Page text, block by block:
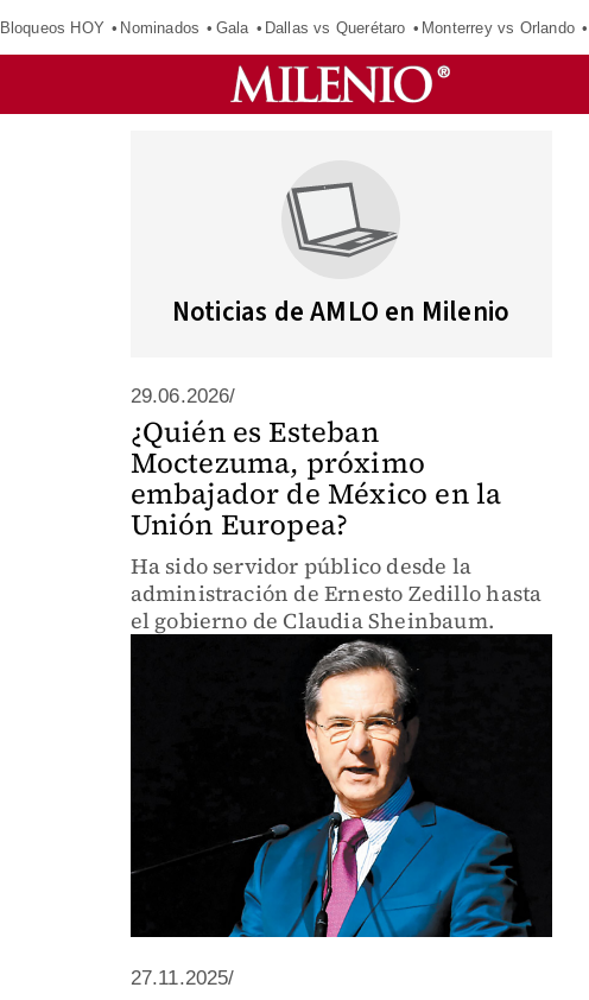
Bloqueos HOY Nominados Gala Dallas vs Querétaro Monterrey vs Orlando
Noticias de AMLO en Milenio
29.06.2026/
¿Quién es Esteban
Moctezuma, próximo
embajador de México en la
Unión Europea?
Ha sido servidor público desde la
administración de Ernesto Zedillo hasta
el gobierno de Claudia Sheinbaum.
27.11.2025/